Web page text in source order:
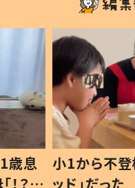
歳息
？」
小1から不登
ッド」だっ